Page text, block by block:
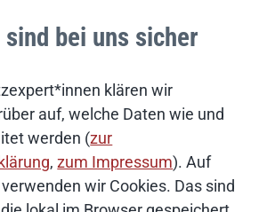
bei uns sicher
klären wir
auf, welche Daten wie und
werden (zur
,zum Impressum). Auf
wir Cookies. Das sind